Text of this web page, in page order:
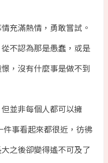
充滿熱情，勇敢嘗試。
不認為那是愚蠢，或是
，沒有什麼事是做不到
並非每個人都可以擁
事看起來都很近，彷彿
之後卻變得遙不可及了